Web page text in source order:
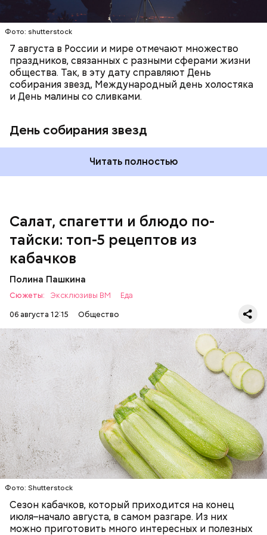
Фото: shutterstock
7 августа в России и мире отмечают множество
праздников, связанных с разными сферами жизни
общества. Так, в эту дату справляют День
собирания звезд, Международный день холостяка
и День малины со сливками.
День собирания звезд
Читать полностью
Салат, спагетти и блюдо по-
тайски: топ-5 рецептов из
кабачков
Полина Пашкина
Сюжеты: Эксклюзивы ВМ
Еда
06 августа 12:15
Общество
Фото: Shutterstock
Сезон кабачков, который приходится на конец
июля–начало августа, в самом разгаре. Из них
можно приготовить много интересных и полезных
Ингредиенты:
чеснок;
ЕДА ОВОЩИ РЕЦЕПТЫ
Фото: Shutterstock
Однако диетолог предупредила: не для всех дыня
может быть полезна. В первую очередь ее стоит
есть с осторожностью людям:
лишним весом.